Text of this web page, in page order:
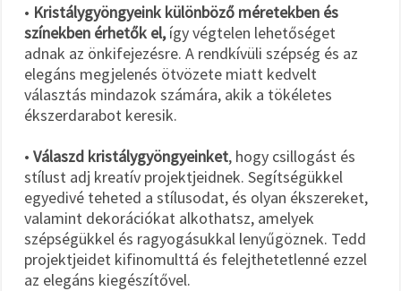
• Kristálygyöngyeink különböző méretekben és
színekben érhetők el,így végtelen lehetőséget
adnak az önkifejezésre. A rendkívüli szépség és az
elegáns megjelenés ötvözete miatt kedvelt
választás mindazok számára, akik a tökéletes
ékszerdarabot keresik.
• Válaszd kristálygyöngyeinket, hogy csillogást és
stílust adj kreatív projektjeidnek. Segítségükkel
egyedivé teheted a stílusodat, és olyan ékszereket,
valamint dekorációkat alkothatsz, amelyek
szépségükkel és ragyogásukkal lenyűgöznek. Tedd
projektjeidet kifinomulttá és felejthetetlenné ezzel
az elegáns kiegészítővel.